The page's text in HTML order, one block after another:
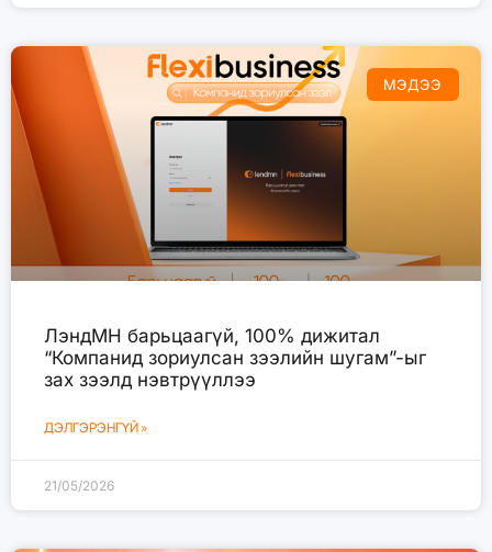
МЭДЭЭ
ЛэндМН барьцаагүй, 100% дижитал
“Компанид зориулсан зээлийн шугам”-ыг
зах зээлд нэвтрүүллээ
ДЭЛГЭРЭНГҮЙ »
21/05/2026